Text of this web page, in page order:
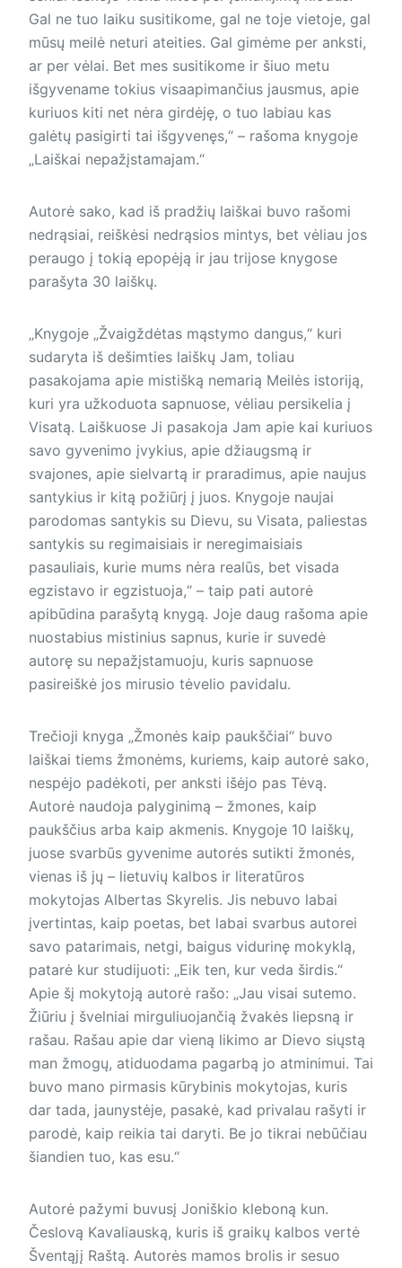
Gal ne tuo laiku susitikome, gal ne toje vietoje, gal
mūsų meilė neturi ateities. Gal gimėme per anksti,
ar per vėlai. Bet mes susitikome ir šiuo metu
išgyvename tokius visaapimančius jausmus, apie
kuriuos kiti net nėra girdėję, o tuo labiau kas
galėtų pasigirti tai išgyvenęs,“ – rašoma knygoje
„Laiškai nepažįstamajam.“
Autorė sako, kad iš pradžių laiškai buvo rašomi
nedrąsiai, reiškėsi nedrąsios mintys, bet vėliau jos
peraugo į tokią epopėją ir jau trijose knygose
parašyta 30 laiškų.
„Knygoje „Žvaigždėtas mąstymo dangus,“ kuri
sudaryta iš dešimties laiškų Jam, toliau
pasakojama apie mistišką nemarią Meilės istoriją,
kuri yra užkoduota sapnuose, vėliau persikelia į
Visatą. Laiškuose Ji pasakoja Jam apie kai kuriuos
savo gyvenimo įvykius, apie džiaugsmą ir
svajones, apie sielvartą ir praradimus, apie naujus
santykius ir kitą požiūrį į juos. Knygoje naujai
parodomas santykis su Dievu, su Visata, paliestas
santykis su regimaisiais ir neregimaisiais
pasauliais, kurie mums nėra realūs, bet visada
egzistavo ir egzistuoja,“ – taip pati autorė
apibūdina parašytą knygą. Joje daug rašoma apie
nuostabius mistinius sapnus, kurie ir suvedė
autorę su nepažįstamuoju, kuris sapnuose
pasireiškė jos mirusio tėvelio pavidalu.
Trečioji knyga „Žmonės kaip paukščiai“ buvo
laiškai tiems žmonėms, kuriems, kaip autorė sako,
nespėjo padėkoti, per anksti išėjo pas Tėvą.
Autorė naudoja palyginimą – žmones, kaip
paukščius arba kaip akmenis. Knygoje 10 laiškų,
juose svarbūs gyvenime autorės sutikti žmonės,
vienas iš jų – lietuvių kalbos ir literatūros
mokytojas Albertas Skyrelis. Jis nebuvo labai
įvertintas, kaip poetas, bet labai svarbus autorei
savo patarimais, netgi, baigus vidurinę mokyklą,
patarė kur studijuoti: „Eik ten, kur veda širdis.“
Apie šį mokytoją autorė rašo: „Jau visai sutemo.
Žiūriu į švelniai mirguliuojančią žvakės liepsną ir
rašau. Rašau apie dar vieną likimo ar Dievo siųstą
man žmogų, atiduodama pagarbą jo atminimui. Tai
buvo mano pirmasis kūrybinis mokytojas, kuris
dar tada, jaunystėje, pasakė, kad privalau rašyti ir
parodė, kaip reikia tai daryti. Be jo tikrai nebūčiau
šiandien tuo, kas esu.“
Autorė pažymi buvusį Joniškio kleboną kun.
Česlovą Kavaliauską, kuris iš graikų kalbos vertė
Šventąjį Raštą. Autorės mamos brolis ir sesuo